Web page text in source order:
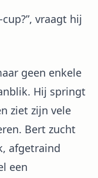
vraagt hij
geen enkele
Hij springt
ziet zijn vele
Bert zucht
afgetraind
een